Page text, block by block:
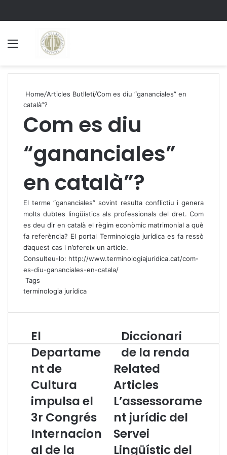
Home/Articles Butlletí/Com es diu “gananciales” en
català”?
Com es diu
“gananciales”
en català”?
El terme “gananciales” sovint resulta conflictiu i genera
molts dubtes lingüístics als professionals del dret. Com
es deu dir en català el règim econòmic matrimonial a què
fa referència? El portal Terminologia jurídicaes fa ressò
d’aquest cas i n’ofereix un article.
Consulteu-lo: http://www.terminologiajuridica.cat/com-
es-diu-gananciales-en-catala/
Tags
terminologia jurídica
E
l
D
e
a
r
t
a
m
e
n
El
Departame
nt de
Cultura
impulsa el
3r Congrés
Internacion
al de la
D
i
c
c
o
n
a
r
d
e
Diccionari
de la renda
Related
Articles
L’assessorame
nt jurídic del
Servei
Lingüístic del